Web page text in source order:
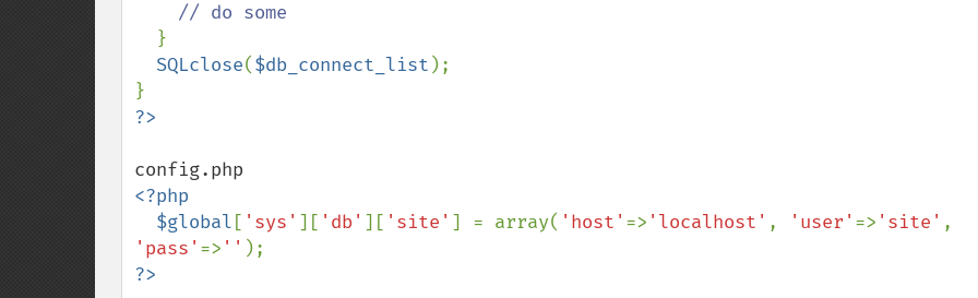
// do some
}
SQLclose($db_connect_list );
<?php
  $global
[ 'sys' ][ 'db' ][ 'site' ] = array( 'host' => 'localhost' , 'user' => 'site'
'pass' => ''